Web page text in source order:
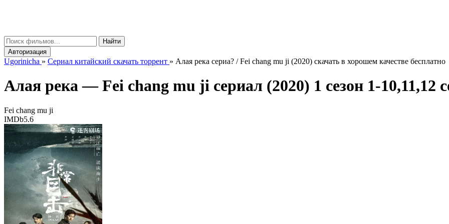
Найти
Авторизация
Ugorinicha » Сериал китайский скачать торрент » Алая река сериа? / Fei chang mu ji (2020) скачать в хорошем качестве бесплатно
Алая река —Fei chang mu ji сериал (2020) 1 сезон 1-10,11,12
Fei chang mu ji
IMDb5.6